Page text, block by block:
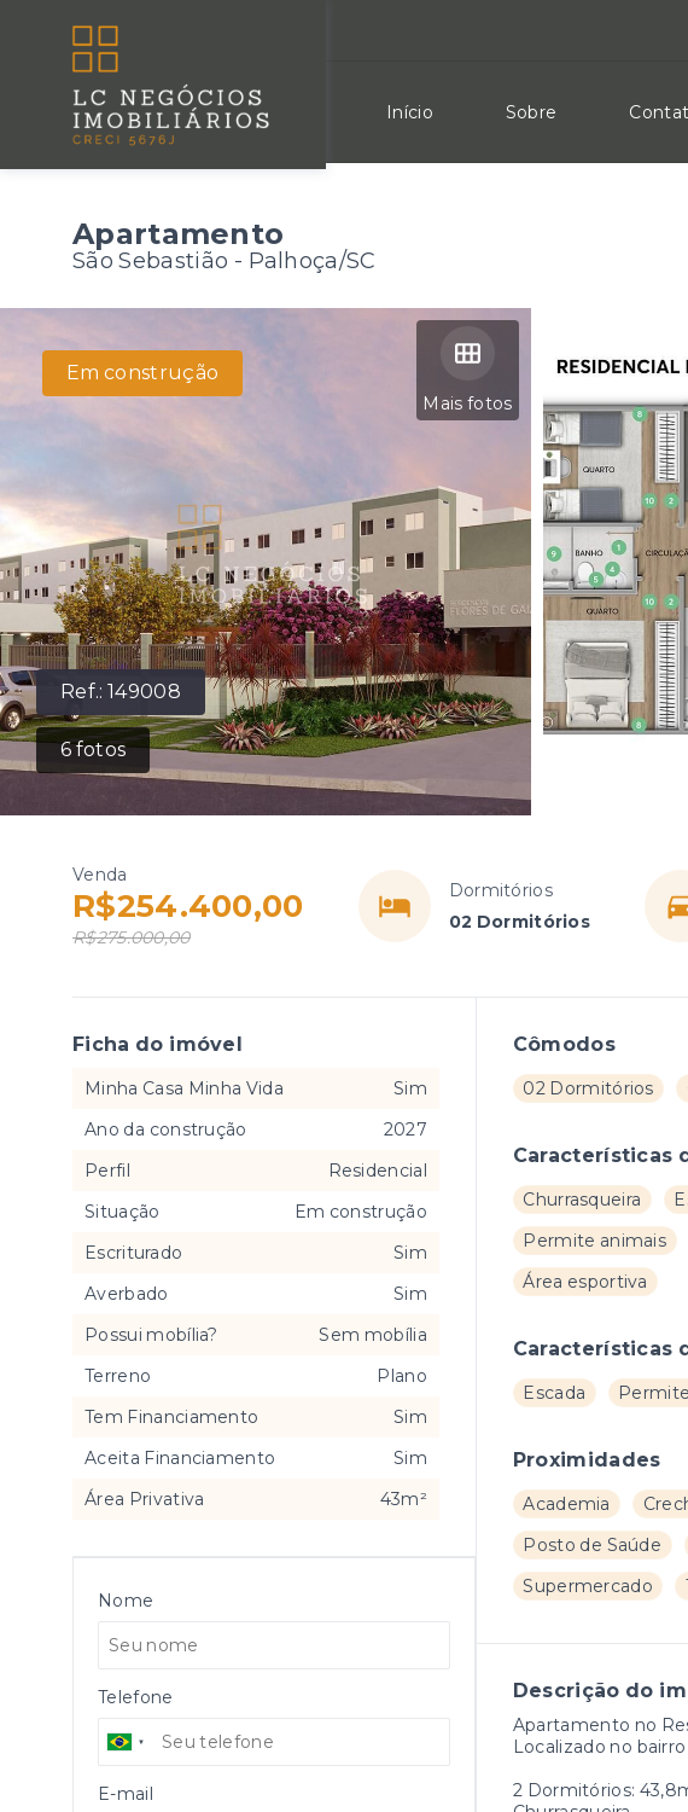
Início Sobre
Apartamento
São Sebastião - Palhoça/SC
Ref.:149008
6fotos
Mais fotos
Em construção
Venda
R$254.400,00
R$275.000,00
Dormitórios
02 Dormitórios
Cômodos
02 Dormitórios
Características
Churrasqueira
Permite animais
Área esportiva
Características
Escada
Proximidades
Academia
Posto de Saúde
Supermercado
Descrição do
Apartamento no
Localizado no
2 Dormitórios:
Ficha do imóvel
Minha Casa Minha Vida
Sim
Ano da construção
2027
Perfil
Residencial
Situação
Em construção
Escriturado
Sim
Averbado
Sim
Possui mobília?
Sem mobília
Terreno
Plano
Tem Financiamento
Sim
Aceita Financiamento
Sim
Área Privativa
43m²
Nome
Telefone
E-mail